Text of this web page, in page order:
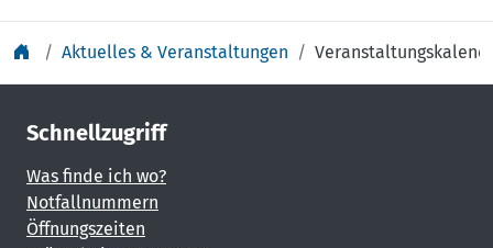
Aktuelles & Veranstaltungen
Schnellzugriff
Was finde ich wo?
Notfallnummern
Öffnungszeiten